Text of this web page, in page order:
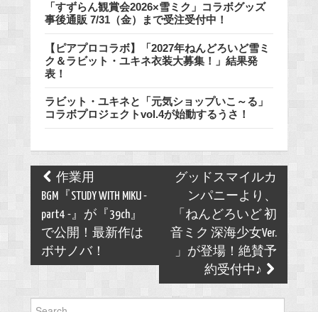
「すずらん観賞会2026×雪ミク」コラボグッズ
事後通販 7/31（金）まで受注受付中！
【ピアプロコラボ】「2027年ねんどろいど雪ミ
ク＆ラビット・ユキネ衣装大募集！」結果発
表！
ラビット・ユキネと「元気ショップいこ～る」
コラボプロジェクトvol.4が始動するうさ！
Post
navigation
作業用
BGM『STUDY WITH MIKU -
part4 -』が『39ch』
で公開！最新作は
ボサノバ！
グッドスマイルカ
ンパニーより、
「ねんどろいど 初
音ミク 深海少女Ver.
」が登場！絶賛予
約受付中♪